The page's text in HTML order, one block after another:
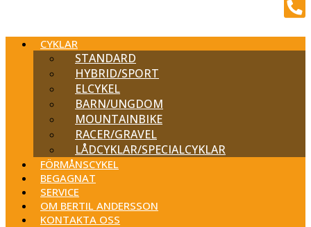
CYKLAR
STANDARD
HYBRID/SPORT
ELCYKEL
BARN/UNGDOM
MOUNTAINBIKE
RACER/GRAVEL
LÅDCYKLAR/SPECIALCYKLAR
FÖRMÅNSCYKEL
BEGAGNAT
SERVICE
OM BERTIL ANDERSSON
KONTAKTA OSS